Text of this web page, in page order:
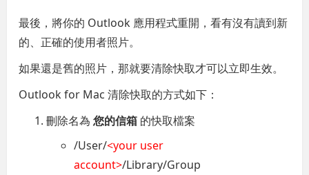
最後，將你的 Outlook 應用程式重開，看有沒有讀到新
的、正確的使用者照片。
如果還是舊的照片，那就要清除快取才可以立即生效。
Outlook for Mac 清除快取的方式如下：
刪除名為您的信箱 的快取檔案
/User/<your user
account>/Library/Group